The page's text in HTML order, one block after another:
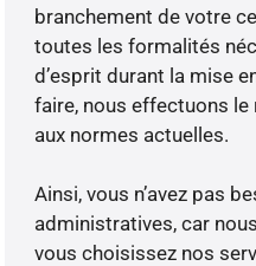
branchement de votre
toutes les formalités
d’esprit durant la mise
faire, nous effectuons
aux normes actuelles.
Ainsi, vous n’avez pas
administratives, car
vous choisissez nos